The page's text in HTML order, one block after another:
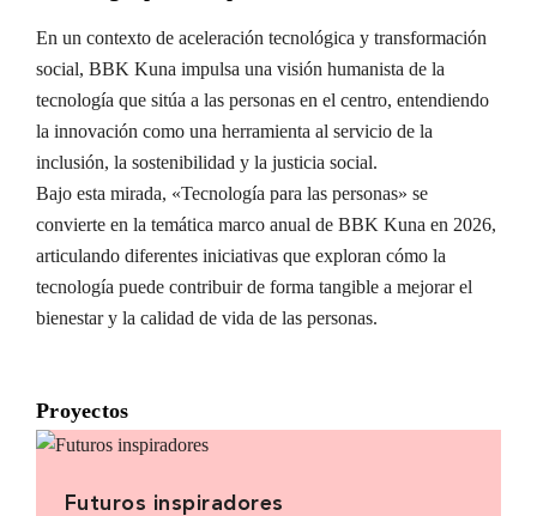
En un contexto de aceleración tecnológica y transformación
social, BBK Kuna impulsa una visión humanista de la
tecnología que sitúa a las personas en el centro, entendiendo
la innovación como una herramienta al servicio de la
inclusión, la sostenibilidad y la justicia social.
Bajo esta mirada, «Tecnología para las personas» se
convierte en la temática marco anual de BBK Kuna en 2026,
articulando diferentes iniciativas que exploran cómo la
tecnología puede contribuir de forma tangible a mejorar el
bienestar y la calidad de vida de las personas.
Proyectos
Futuros inspiradores